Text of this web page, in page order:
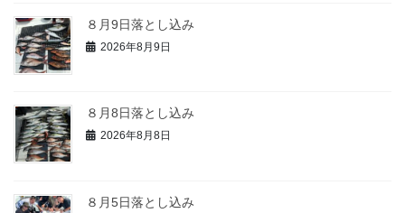
８月9日落とし込み
2026年8月9日
８月8日落とし込み
2026年8月8日
８月5日落とし込み